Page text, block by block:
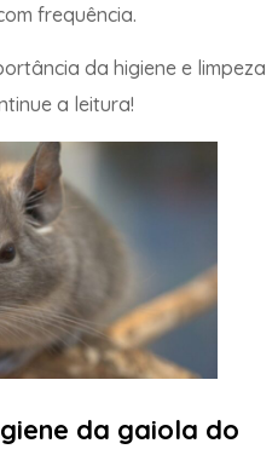
frequência.
da higiene e limpeza
a leitura!
da gaiola do